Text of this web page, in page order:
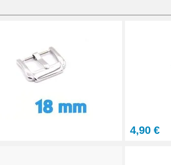
bracelet montre
bracelet montre 4,90 €